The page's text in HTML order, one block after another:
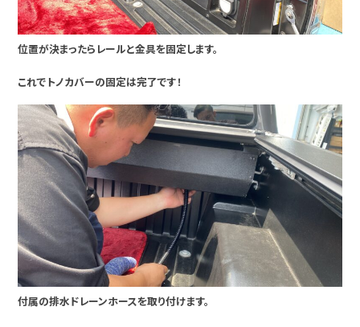
位置が決まったらレールと金具を固定します。
これでトノカバーの固定は完了です！
付属の排水ドレーンホースを取り付けます。